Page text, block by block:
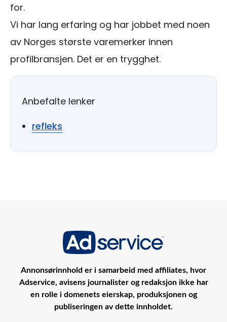
for.
Vi har lang erfaring og har jobbet med noen
av Norges største varemerker innen
profilbransjen. Det er en trygghet.
Anbefalte lenker
refleks
Annonsørinnhold er i samarbeid med affiliates, hvor
Adservice, avisens journalister og redaksjon ikke har
en rolle i domenets eierskap, produksjonen og
publiseringen av dette innholdet.